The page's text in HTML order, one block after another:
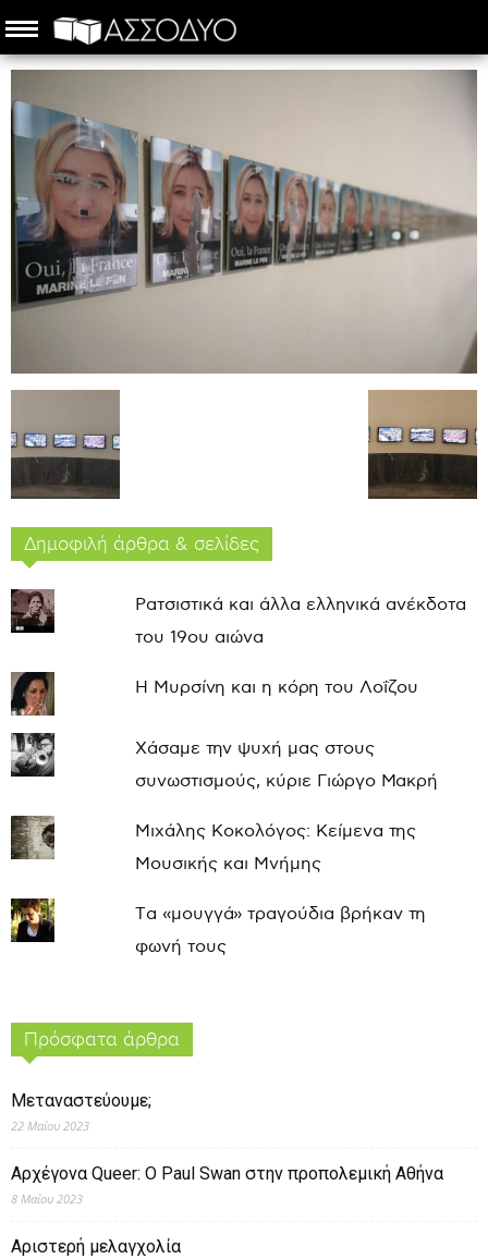
Δημοφιλή άρθρα & σελίδες
Ρατσιστικά και άλλα ελληνικά ανέκδοτα
του 19ου αιώνα
Η Μυρσίνη και η κόρη του Λοΐζου
Χάσαμε την ψυχή μας στους
συνωστισμούς, κύριε Γιώργο Μακρή
Μιχάλης Κοκολόγος: Κείμενα της
Μουσικής και Μνήμης
Τα «μουγγά» τραγούδια βρήκαν τη
φωνή τους
Πρόσφατα άρθρα
Μεταναστεύουμε;
22 Μαΐου 2023
Αρχέγονα Queer: O Paul Swan στην προπολεμική Αθήνα
8 Μαΐου 2023
Αριστερή μελαγχολία